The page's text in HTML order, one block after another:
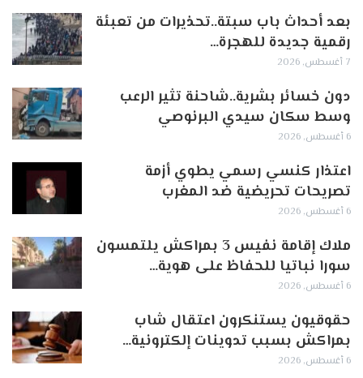
بعد أحداث باب سبتة..تحذيرات من تعبئة
رقمية جديدة للهجرة…
7 أغسطس, 2026
دون خسائر بشرية..شاحنة تثير الرعب
وسط سكان سيدي البرنوصي
6 أغسطس, 2026
اعتذار كنسي رسمي يطوي أزمة
تصريحات تحريضية ضد المغرب
6 أغسطس, 2026
ملاك إقامة نفيس 3 بمراكش يلتمسون
سورا نباتيا للحفاظ على هوية…
6 أغسطس, 2026
حقوقيون يستنكرون اعتقال شاب
بمراكش بسبب تدوينات إلكترونية…
6 أغسطس, 2026